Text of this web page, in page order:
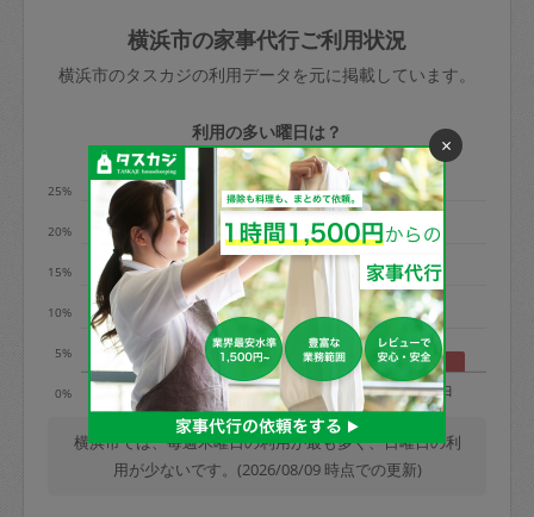
依頼者不在による当日キャンセル＝依頼
金額の100%＋交通費全額
※例：依頼日時／土曜日午前9時開始の場
合、水曜日午前9時以降はキャンセル料が
発生
水曜日9時〜金曜日9時まで＝依頼料金の
50%
金曜日9時～土曜日8時まで＝依頼金額の
100%
土曜日8時〜実施時間＝依頼金額の100%
＋交通費全額
依頼者不在による当日キャンセル＝依頼
金額の100%＋交通費全額
きた場合は損害保険の対象外となるので
ご注意ください。
玉、など
あわせてこちらも参照ください：初めて
はありますか？
横浜市の家事代行ご利用状況
横浜市のタスカジの利用データを元に掲載しています。
利用の多い曜日は？
0%
5%
10%
15%
20%
25%
月 水 木 土 日
横浜市では、毎週木曜日の利用が最も多く、日曜日の利
用が少ないです。(2026/08/09 時点での更新)
×